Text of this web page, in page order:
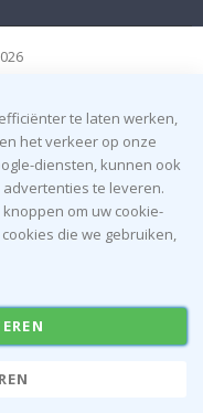
te laten werken,
het verkeer op onze
diensten, kunnen ook
te leveren.
om uw cookie-
die we gebruiken,